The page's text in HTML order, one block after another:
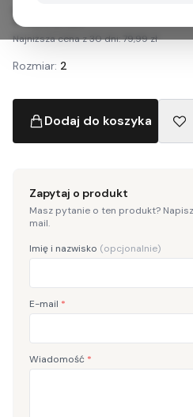
79,99 zł
Najniższa cena z 30 dni: 79,99 zł
Rozmiar: 2
Dodaj do koszyka
Zapytaj o produkt
Masz pytanie o ten produkt?
mail.
Imię i nazwisko (opcjonalnie)
E-mail *
Wiadomość *